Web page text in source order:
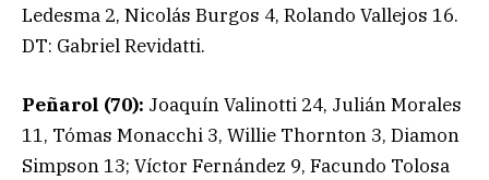
Ledesma 2, Nicolás Burgos 4, Rolando Vallejos 16.
DT: Gabriel Revidatti.
Peñarol (70): Joaquín Valinotti 24, Julián Morales
11, Tómas Monacchi 3, Willie Thornton 3, Diamon
Simpson 13; Víctor Fernández 9, Facundo Tolosa